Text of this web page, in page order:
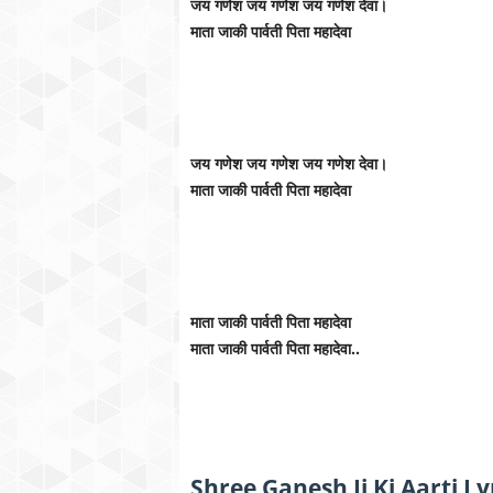
जय गणेश जय गणेश जय गणेश देवा।
माता जाकी पार्वती पिता महादेवा
जय गणेश जय गणेश जय गणेश देवा।
माता जाकी पार्वती पिता महादेवा
माता जाकी पार्वती पिता महादेवा
माता जाकी पार्वती पिता महादेवा..